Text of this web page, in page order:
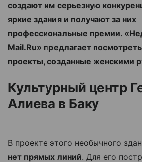
создают им серьезную
яркие здания и получают за них
профессиональные премии.
Mail.Ru» предлагает
проекты, созданные женскими
Культурный центр
Алиева в Баку
В проекте этого необычного
нет прямых линий. Для его